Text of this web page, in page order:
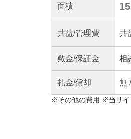
面積
共益/管理費 共
敷金/保証金 相
礼金/償却 無 /
※その他の費用 ※当サイ